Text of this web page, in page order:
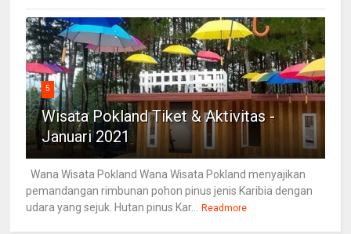
5
Wisata Pokland Tiket & Aktivitas -
Januari 2021
Wana Wisata Pokland Wana Wisata Pokland menyajikan
pemandangan rimbunan pohon pinus jenis Karibia dengan
udara yang sejuk. Hutan pinus Kar...
Readmore